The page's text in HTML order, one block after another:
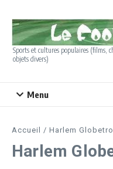
Sports et cultures populaires (films,
objets divers)
Menu
Accueil / Harlem
Harlem